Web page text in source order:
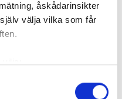
åskådarinsikter
välja vilka som får
på upp till flera meter
i skånska Båstad sedan
kontrakt prövats både
skulle byta ett